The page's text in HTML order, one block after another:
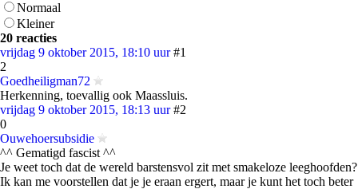
Normaal
Kleiner
20 reacties
vrijdag 9 oktober 2015, 18:10 uur #1
2
Goedheiligman72
Herkenning, toevallig ook Maassluis.
vrijdag 9 oktober 2015, 18:13 uur #2
0
Ouwehoersubsidie
^^ Gematigd fascist ^^
Je weet toch dat de wereld barstensvol zit met smakeloze leeghoofden?
Ik kan me voorstellen dat je je eraan ergert, maar je kunt het toch beter